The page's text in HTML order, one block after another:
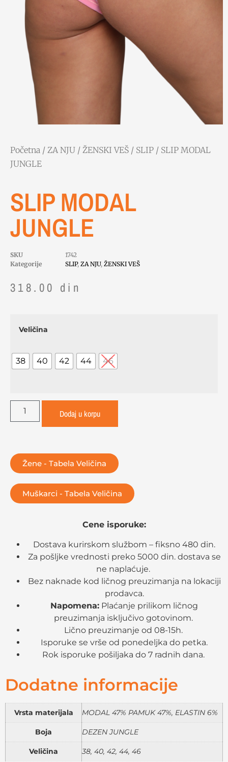
Početna / ZA NJU / ŽENSKI VEŠ / SLIP / SLIP MODAL
JUNGLE
SLIP MODAL
JUNGLE
SKU
1742
Kategorije
SLIP, ZA NJU, ŽENSKI VEŠ
318.00 din
Veličina
38 40 42 44 46
Dodaj u korpu
Žene - Tabela Veličina
Muškarci - Tabela Veličina
Cene isporuke:
Dostava kurirskom službom – fiksno 480 din.
Za pošljke vrednosti preko 5000 din. dostava se
ne naplaćuje.
Bez naknade kod ličnog preuzimanja na lokaciji
prodavca.
Napomena: Plaćanje prilikom ličnog
preuzimanja isključivo gotovinom.
Lično preuzimanje od 08-15h.
Isporuke se vrše od ponedeljka do petka.
Rok isporuke pošiljaka do 7 radnih dana.
Dodatne informacije
Vrsta materijala MODAL 47% PAMUK 47%, ELASTIN 6%
Boja DEZEN JUNGLE
Veličina 38, 40, 42, 44, 46